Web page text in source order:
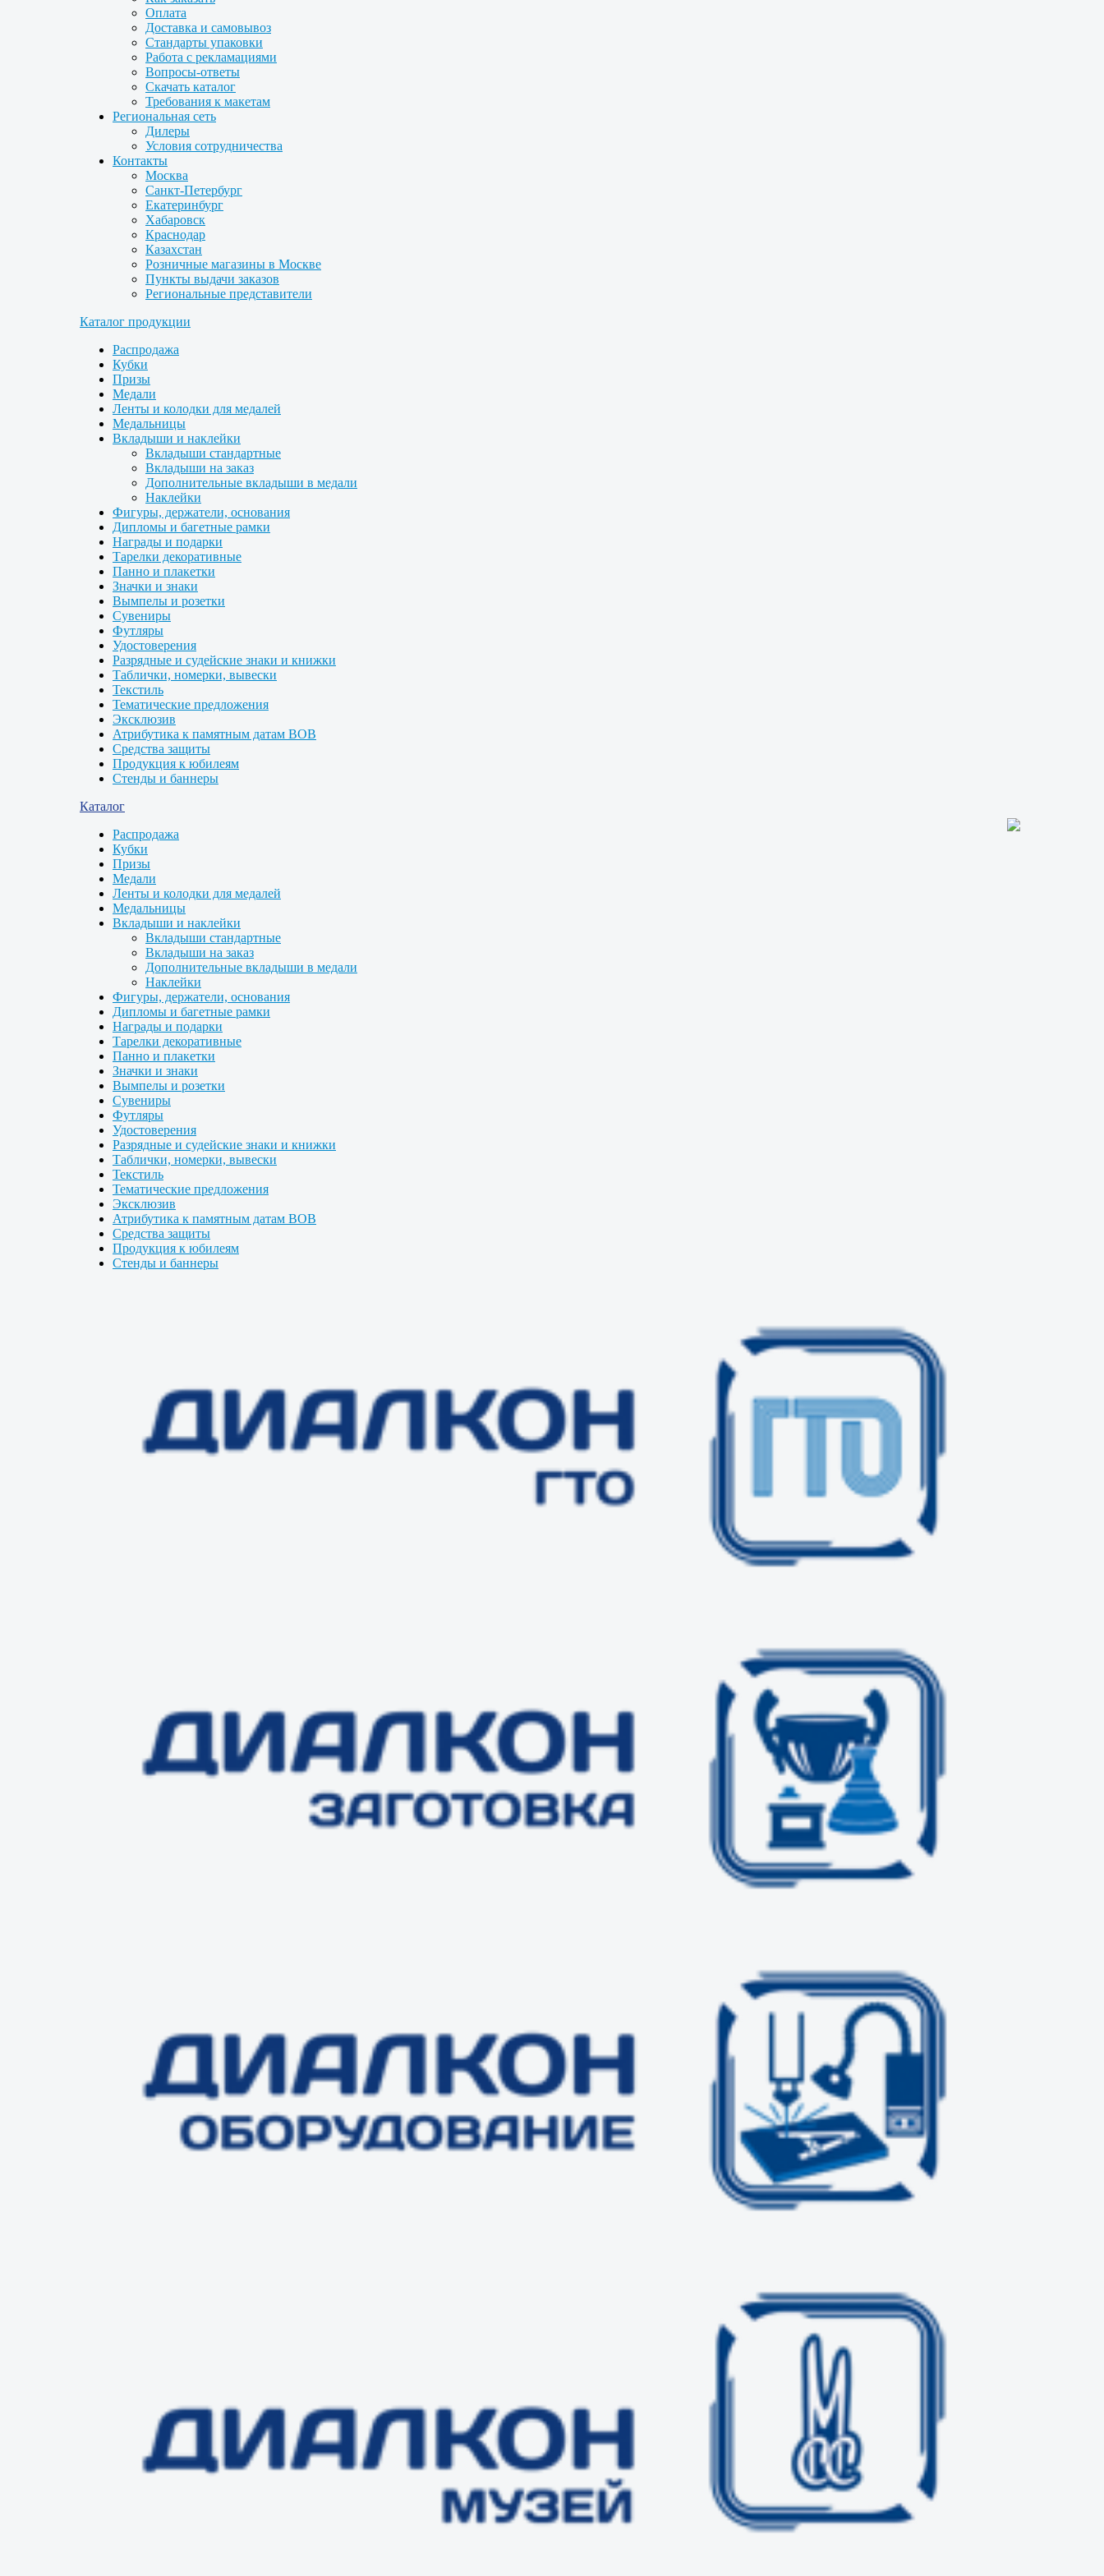
Оплата
Доставка и самовывоз
Стандарты упаковки
Работа с рекламациями
Вопросы-ответы
Скачать каталог
Требования к макетам
Региональная сеть
Дилеры
Условия сотрудничества
Контакты
Москва
Санкт-Петербург
Екатеринбург
Хабаровск
Краснодар
Казахстан
Розничные магазины в Москве
Пункты выдачи заказов
Региональные представители
Каталог продукции
Распродажа
Кубки
Призы
Медали
Ленты и колодки для медалей
Медальницы
Вкладыши и наклейки
Вкладыши стандартные
Вкладыши на заказ
Дополнительные вкладыши в медали
Наклейки
Фигуры, держатели, основания
Дипломы и багетные рамки
Награды и подарки
Тарелки декоративные
Панно и плакетки
Значки и знаки
Вымпелы и розетки
Сувениры
Футляры
Удостоверения
Разрядные и судейские знаки и книжки
Таблички, номерки, вывески
Текстиль
Тематические предложения
Эксклюзив
Атрибутика к памятным датам ВОВ
Средства защиты
Продукция к юбилеям
Стенды и баннеры
Каталог
Распродажа
Кубки
Призы
Медали
Ленты и колодки для медалей
Медальницы
Вкладыши и наклейки
Вкладыши стандартные
Вкладыши на заказ
Дополнительные вкладыши в медали
Наклейки
Фигуры, держатели, основания
Дипломы и багетные рамки
Награды и подарки
Тарелки декоративные
Панно и плакетки
Значки и знаки
Вымпелы и розетки
Сувениры
Футляры
Удостоверения
Разрядные и судейские знаки и книжки
Таблички, номерки, вывески
Текстиль
Тематические предложения
Эксклюзив
Атрибутика к памятным датам ВОВ
Средства защиты
Продукция к юбилеям
Стенды и баннеры